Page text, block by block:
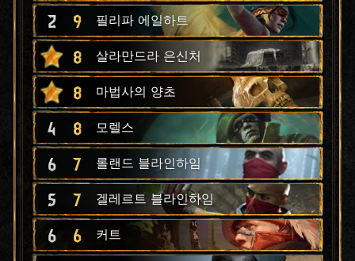
2 9 필리파 에일하트
8 살라만드라 은신처
8 마법사의 양초
4 8 모렐스
6 7 롤랜드 블라인하임
5 7 겔레르트 블라인하임
6 6 커트